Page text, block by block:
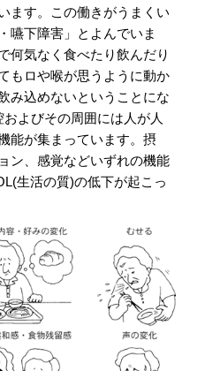
ます。この働きがうまくい
嚥下障害」とよんでいま
何気なく食べたり飲んだり
もロや喉が思うように動か
み込めないということにな
よびその周囲には人が人
能が集まっています。摂
ン、感覚などいずれの機能
生活の質)の低下が起こっ
熊本歯科衛生士専門学院
プライバシーポリシー